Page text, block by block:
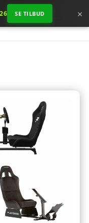
SE TILBUD ×